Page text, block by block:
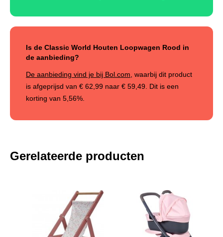
Is de Classic World Houten Loopwagen Rood in
de aanbieding?
De aanbieding vind je bij Bol.com , waarbij dit product
is afgeprijsd van € 62,99 naar € 59,49 . Dit is een
korting van 5,56%
Gerelateerde producten